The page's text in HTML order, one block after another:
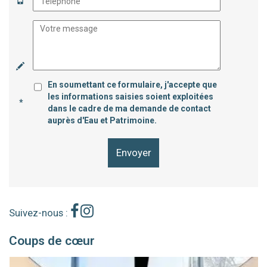
En soumettant ce formulaire, j'accepte que
les informations saisies soient exploitées
dans le cadre de ma demande de contact
auprès d'Eau et Patrimoine.
*
Envoyer
Suivez-nous :
Coups de cœur